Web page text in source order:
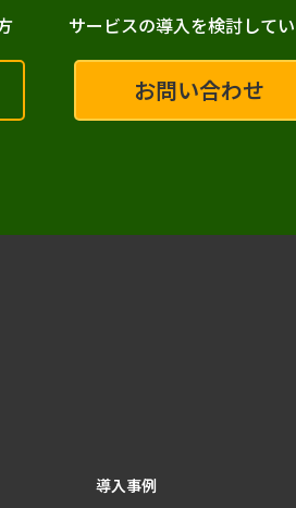
サービスの導入を検討して
お問い合わせ
導入事例